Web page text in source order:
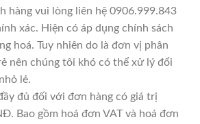
hàng vui lòng liên hệ 0906.999.843
xác. Hiện có áp dụng chính sách
hoá. Tuy nhiên do là đơn vị phân
nên chúng tôi khó có thể xử lý đổi
lẻ.
đủ đối với đơn hàng có giá trị
Bao gồm hoá đơn VAT và hoá đơn